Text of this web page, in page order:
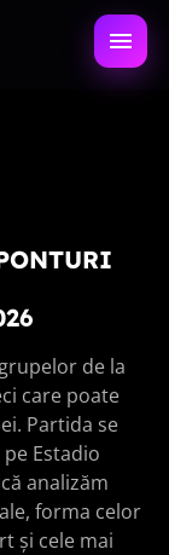
de la
care poate
Partida se
Estadio
analizăm
forma celor
și cele mai